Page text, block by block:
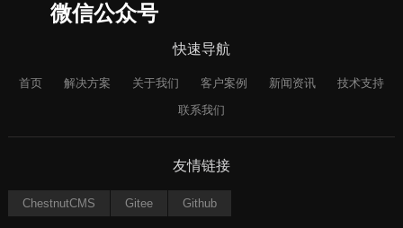
微信公众号
快速导航
首页 解决方案 关于我们 客户案例 新闻资讯
技术支持
联系我们
友情链接
ChestnutCMS Gitee Github